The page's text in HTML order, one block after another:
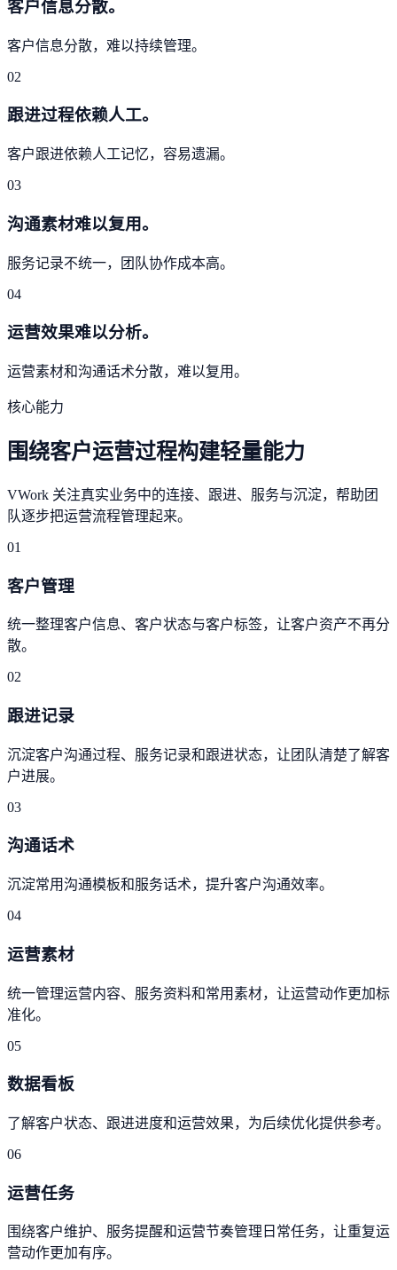
客户信息分散。
客户信息分散，难以持续管理。
02
跟进过程依赖人工。
客户跟进依赖人工记忆，容易遗漏。
03
沟通素材难以复用。
服务记录不统一，团队协作成本高。
04
运营效果难以分析。
运营素材和沟通话术分散，难以复用。
核心能力
围绕客户运营过程构建轻量能力
VWork 关注真实业务中的连接、跟进、服务与沉淀，帮助团
队逐步把运营流程管理起来。
01
客户管理
统一整理客户信息、客户状态与客户标签，让客户资产不再分
散。
02
跟进记录
沉淀客户沟通过程、服务记录和跟进状态，让团队清楚了解客
户进展。
03
沟通话术
沉淀常用沟通模板和服务话术，提升客户沟通效率。
04
运营素材
统一管理运营内容、服务资料和常用素材，让运营动作更加标
准化。
05
数据看板
了解客户状态、跟进进度和运营效果，为后续优化提供参考。
06
运营任务
围绕客户维护、服务提醒和运营节奏管理日常任务，让重复运
营动作更加有序。